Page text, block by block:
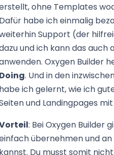
ohne Templates
habe ich einmalig
Support (der
und ich kann das auch
Oxygen Builder
. Und in den
ich gelernt, wie ich
und Landingpages
: Bei Oxygen Builder
übernehmen und
Du musst somit